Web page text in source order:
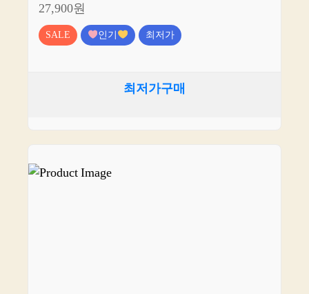
27,900원
SALE 인기 최저가
최저가구매